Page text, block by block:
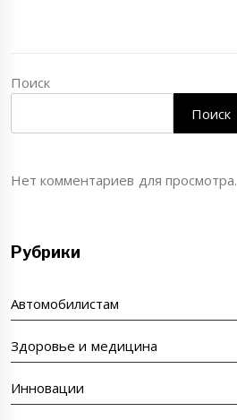
Поиск
Поиск
Нет комментариев для просмотра.
Рубрики
Автомобилистам
Здоровье и медицина
Инновации